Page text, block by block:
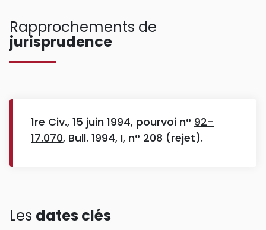
Rapprochements de
jurisprudence
1re Civ., 15 juin 1994, pourvoi n° 92-
17.070, Bull. 1994, I, n° 208 (rejet).
Les dates clés